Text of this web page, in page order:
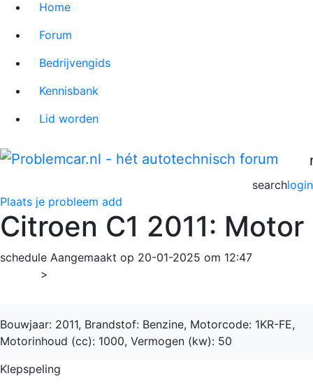
Home
Forum
Bedrijvengids
Kennisbank
Lid worden
login
search
Plaats je probleem add
Citroen C1 2011: Motor
schedule Aangemaakt op 20-01-2025 om 12:47
>
Bouwjaar: 2011, Brandstof: Benzine, Motorcode: 1KR-FE,
Motorinhoud (cc): 1000, Vermogen (kw): 50
Klepspeling